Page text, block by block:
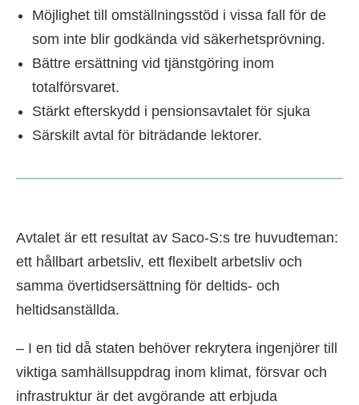
Möjlighet till omställningsstöd i vissa fall för de
som inte blir godkända vid säkerhetsprövning.
Bättre ersättning vid tjänstgöring inom
totalförsvaret.
Stärkt efterskydd i pensionsavtalet för sjuka
Särskilt avtal för biträdande lektorer.
Avtalet är ett resultat av Saco-S:s tre huvudteman:
ett hållbart arbetsliv, ett flexibelt arbetsliv och
samma övertidsersättning för deltids- och
heltidsanställda.
– I en tid då staten behöver rekrytera ingenjörer till
viktiga samhällsuppdrag inom klimat, försvar och
infrastruktur är det avgörande att erbjuda